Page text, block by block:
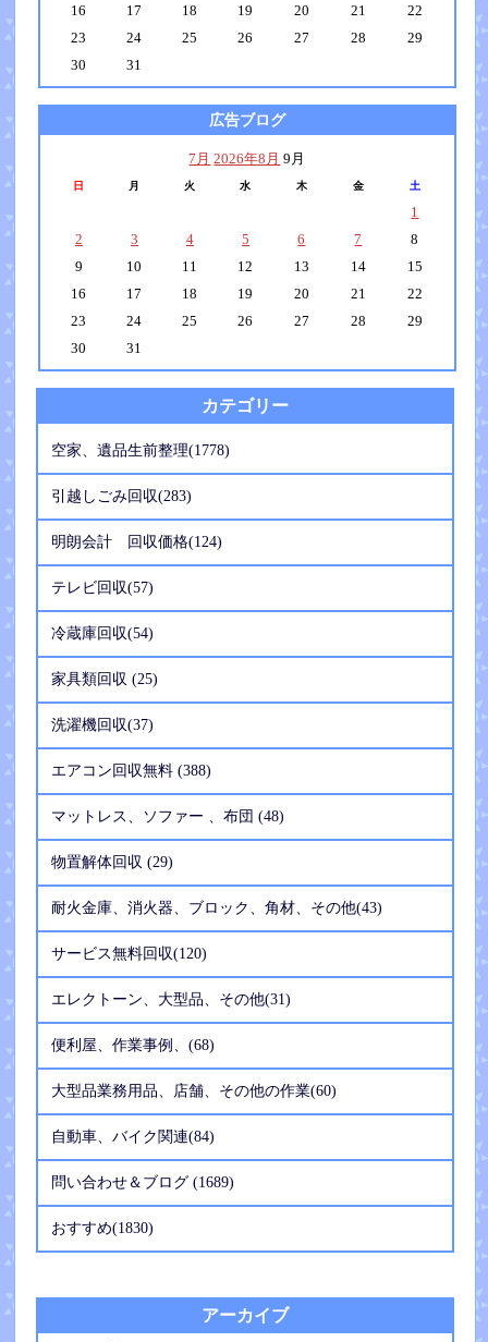
16
17 18 19 20 21
22
23
24 25 26 27 28
29
30
31
広告ブログ
7月 2026年8月 9月
日 月 火 水 木 金 土
1
2
3 4 5 6 7
8
9
10 11 12 13 14
15
16
17 18 19 20 21
22
23
24 25 26 27 28
29
30
31
カテゴリー
空家、遺品生前整理(1778)
引越しごみ回収(283)
明朗会計 回収価格(124)
テレビ回収(57)
冷蔵庫回収(54)
家具類回収 (25)
洗濯機回収(37)
エアコン回収無料 (388)
マットレス、ソファー 、布団 (48)
物置解体回収 (29)
耐火金庫、消火器、ブロック、角材、その他(43)
サービス無料回収(120)
エレクトーン、大型品、その他(31)
便利屋、作業事例、(68)
大型品業務用品、店舗、その他の作業(60)
自動車、バイク関連(84)
問い合わせ＆ブログ (1689)
おすすめ(1830)
アーカイブ